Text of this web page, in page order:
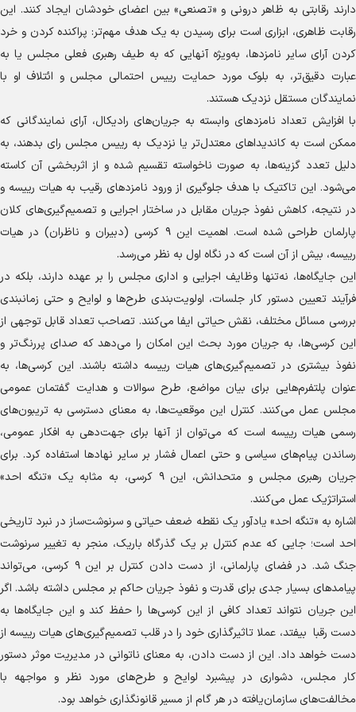
دارند رقابتی به ظاهر درونی و «تصنعی» بین اعضای خودشان ایجاد کنند. این
رقابت ظاهری، ابزاری است برای رسیدن به یک هدف مهم‌تر: پراکنده کردن و خرد
کردن آرای سایر نامزدها، به‌ویژه آنهایی که به طیف رهبری فعلی مجلس یا به
عبارت دقیق‌تر، به بلوک مورد حمایت رییس احتمالی مجلس و ائتلاف او با
نمایندگان مستقل نزدیک هستند.
با افزایش تعداد نامزد‌های وابسته به جریان‌های رادیکال، آرای نمایندگانی که
ممکن است به کاندیدا‌های معتدل‌تر یا نزدیک به رییس مجلس رای بدهند، به
دلیل تعدد گزینه‌ها، به صورت ناخواسته تقسیم شده و از اثربخشی آن کاسته
می‌شود. این تاکتیک با هدف جلوگیری از ورود نامزد‌های رقیب به هیات رییسه و
در نتیجه، کاهش نفوذ جریان مقابل در ساختار اجرایی و تصمیم‌گیری‌های کلان
پارلمان طراحی شده است. اهمیت این ۹ کرسی (دبیران و ناظران) در هیات
رییسه، بیش از آن است که در نگاه اول به نظر می‌رسد.
این جایگاه‌ها، نه‌تنها وظایف اجرایی و اداری مجلس را بر عهده دارند، بلکه در
فرآیند تعیین دستور کار جلسات، اولویت‌بندی طرح‌ها و لوایح و حتی زمانبندی
بررسی مسائل مختلف، نقش حیاتی ایفا می‌کنند. تصاحب تعداد قابل توجهی از
این کرسی‌ها، به جریان مورد بحث این امکان را می‌دهد که صدای پررنگ‌تر و
نفوذ بیشتری در تصمیم‌گیری‌های هیات رییسه داشته باشند. این کرسی‌ها، به
عنوان پلتفرم‌هایی برای بیان مواضع، طرح سوالات و هدایت گفتمان عمومی
مجلس عمل می‌کنند. کنترل این موقعیت‌ها، به معنای دسترسی به تریبون‌های
رسمی هیات رییسه است که می‌توان از آنها برای جهت‌دهی به افکار عمومی،
رساندن پیام‌های سیاسی و حتی اعمال فشار بر سایر نهاد‌ها استفاده کرد. برای
جریان رهبری مجلس و متحدانش، این ۹ کرسی، به مثابه یک «تنگه احد»
استراتژیک عمل می‌کنند.
اشاره به «تنگه احد» یادآور یک نقطه ضعف حیاتی و سرنوشت‌ساز در نبرد تاریخی
احد است؛ جایی که عدم کنترل بر یک گذرگاه باریک، منجر به تغییر سرنوشت
جنگ شد. در فضای پارلمانی، از دست دادن کنترل بر این ۹ کرسی، می‌تواند
پیامد‌های بسیار جدی برای قدرت و نفوذ جریان حاکم بر مجلس داشته باشد. اگر
این جریان نتواند تعداد کافی از این کرسی‌ها را حفظ کند و این جایگاه‌ها به
دست رقبا بیفتد، عملا تاثیرگذاری خود را در قلب تصمیم‌گیری‌های هیات رییسه از
دست خواهد داد. این از دست دادن، به معنای ناتوانی در مدیریت موثر دستور
کار مجلس، دشواری در پیشبرد لوایح و طرح‌های مورد نظر و مواجهه با
مخالفت‌های سازمان‌یافته در هر گام از مسیر قانونگذاری خواهد بود.